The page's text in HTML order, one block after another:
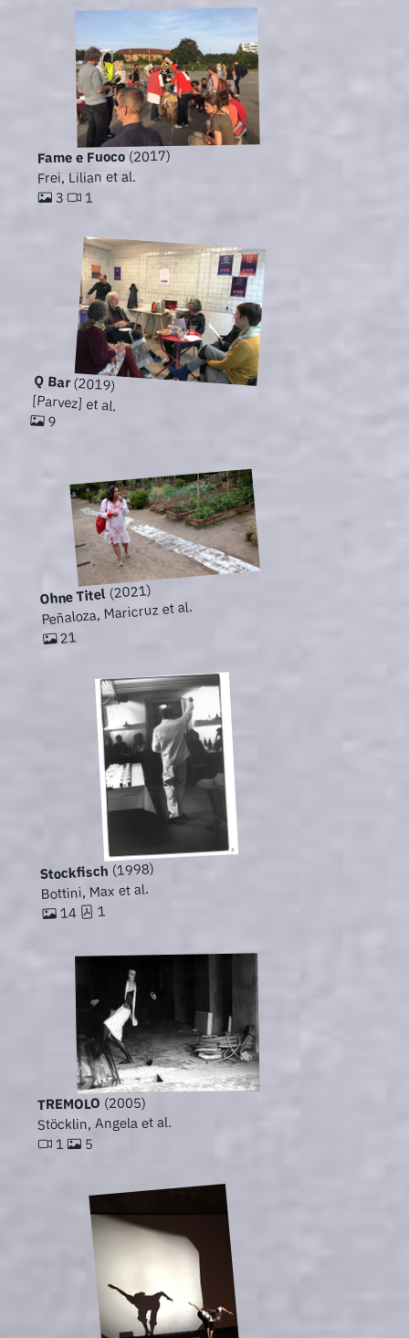
Fame e Fuoco(2017)
Frei, Lilian et al.
3 1
Q Bar(2019)
[Parvez] et al.
9
Ohne Titel (2021)
Peñaloza, Maricruz et al.
21
Stockfisch (1998)
Bottini, Max et al.
14 1
TREMOLO (2005)
Stöcklin, Angela et al.
1 5